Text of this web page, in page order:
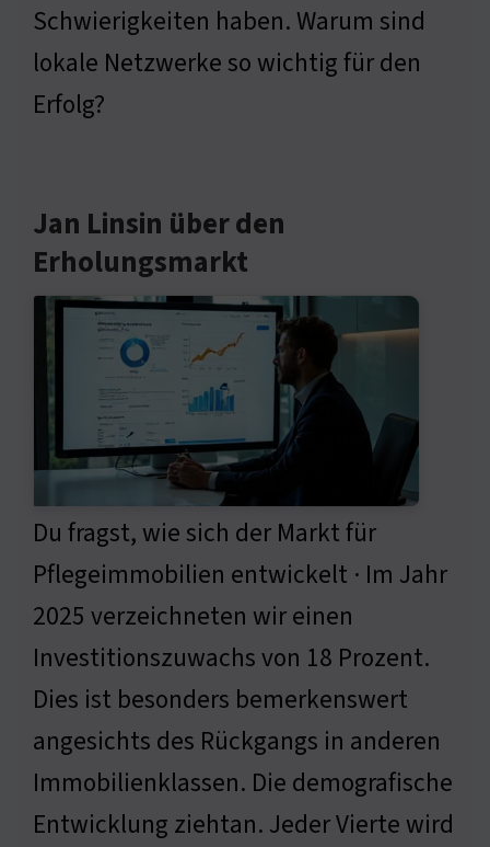
Schwierigkeiten haben. Warum sind
lokale Netzwerke so wichtig für den
Erfolg?
Jan Linsin über den
Erholungsmarkt
Du fragst, wie sich der Markt für
Pflegeimmobilien entwickelt · Im Jahr
2025 verzeichneten wir einen
Investitionszuwachs von 18 Prozent.
Dies ist besonders bemerkenswert
angesichts des Rückgangs in anderen
Immobilienklassen. Die demografische
Entwicklung ziehtan. Jeder Vierte wird